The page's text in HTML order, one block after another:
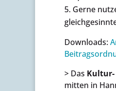
Gerne
Downloads:
> Das Kultur-
mitten in